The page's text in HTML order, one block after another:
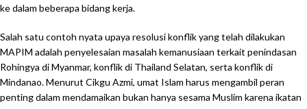
ke dalam beberapa bidang kerja.
Salah satu contoh nyata upaya resolusi konflik yang telah dilakukan
MAPIM adalah penyelesaian masalah kemanusiaan terkait penindasan
Rohingya di Myanmar, konflik di Thailand Selatan, serta konflik di
Mindanao. Menurut Cikgu Azmi, umat Islam harus mengambil peran
penting dalam mendamaikan bukan hanya sesama Muslim karena ikatan